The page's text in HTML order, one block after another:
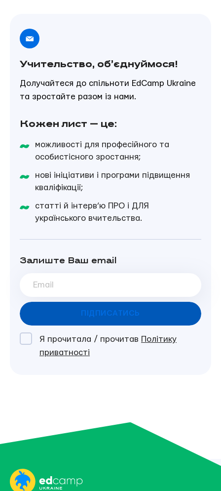
Учительство, об’єднуймося!
Долучайтеся до спільноти EdCamp Ukraine
та зростайте разом із нами.
Кожен лист — це:
можливості для професійного та
особистісного зростання;
нові ініціативи і програми підвищення
кваліфікації;
статті й інтерв’ю ПРО і ДЛЯ
українського вчительства.
Залиште Ваш email
Я прочитала / прочитав Політику
приватності
ПІДПИСАТИСЬ